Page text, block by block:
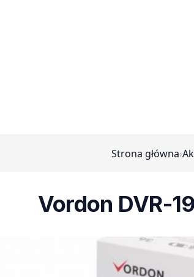
Strona główna›
Vordon DVR-